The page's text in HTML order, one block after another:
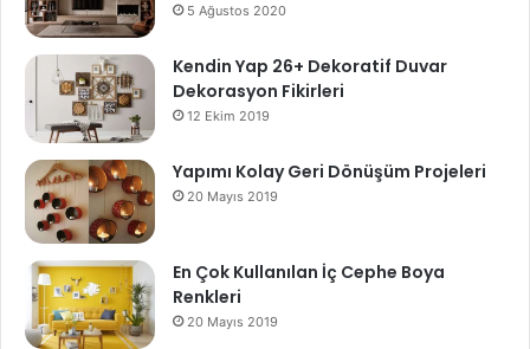
5 Ağustos 2020
Kendin Yap 26+ Dekoratif Duvar
Dekorasyon Fikirleri
12 Ekim 2019
Yapımı Kolay Geri Dönüşüm Projeleri
20 Mayıs 2019
En Çok Kullanılan İç Cephe Boya
Renkleri
20 Mayıs 2019